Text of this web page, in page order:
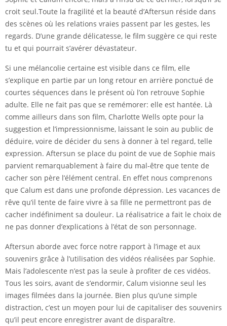
croit seul.Toute la fragilité et la beauté d’Aftersun réside dans
des scènes où les relations vraies passent par les gestes, les
regards. D’une grande délicatesse, le film suggère ce qui reste
tu et qui pourrait s’avérer dévastateur.
Si une mélancolie certaine est visible dans ce film, elle
s’explique en partie par un long retour en arrière ponctué de
courtes séquences dans le présent où l’on retrouve Sophie
adulte. Elle ne fait pas que se remémorer: elle est hantée. Là
comme ailleurs dans son film, Charlotte Wells opte pour la
suggestion et l’impressionnisme, laissant le soin au public de
déduire, voire de décider du sens à donner à tel regard, telle
expression. Aftersun se place du point de vue de Sophie mais
parvient remarquablement à faire du mal-être que tente de
cacher son père l’élément central. En effet nous comprenons
que Calum est dans une profonde dépression. Les vacances de
rêve qu’il tente de faire vivre à sa fille ne permettront pas de
cacher indéfiniment sa douleur. La réalisatrice a fait le choix de
ne pas donner d’explications à l’état de son personnage.
Aftersun aborde avec force notre rapport à l’image et aux
souvenirs grâce à l’utilisation des vidéos réalisées par Sophie.
Mais l’adolescente n’est pas la seule à profiter de ces vidéos.
Tous les soirs, avant de s’endormir, Calum visionne seul les
images filmées dans la journée. Bien plus qu’une simple
distraction, c’est un moyen pour lui de capitaliser des souvenirs
qu’il peut encore enregistrer avant de disparaître.